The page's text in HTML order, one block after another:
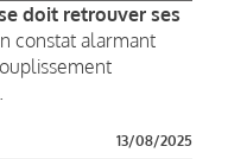
doit retrouver ses
constat alarmant
13/08/2025